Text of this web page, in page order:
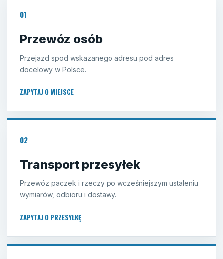
01
Przewóz osób
Przejazd spod wskazanego adresu pod adres
docelowy w Polsce.
ZAPYTAJ O MIEJSCE
02
Transport przesyłek
Przewóz paczek i rzeczy po wcześniejszym ustaleniu
wymiarów, odbioru i dostawy.
ZAPYTAJ O PRZESYŁKĘ